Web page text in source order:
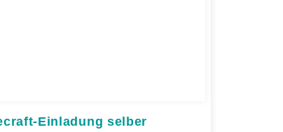
Einladung selber